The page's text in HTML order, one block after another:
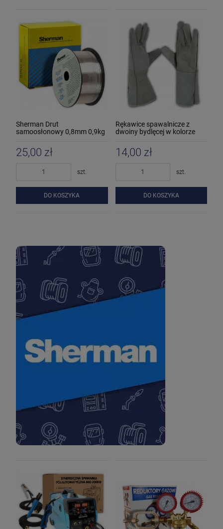
Sherman Drut
samoosłonowy 0,8mm 0,9kg
25,00 zł
szt.
DO KOSZYKA
Rękawice spawalnicze z
dwoiny bydlęcej w kolorze
14,00 zł
szt.
DO KOSZYKA